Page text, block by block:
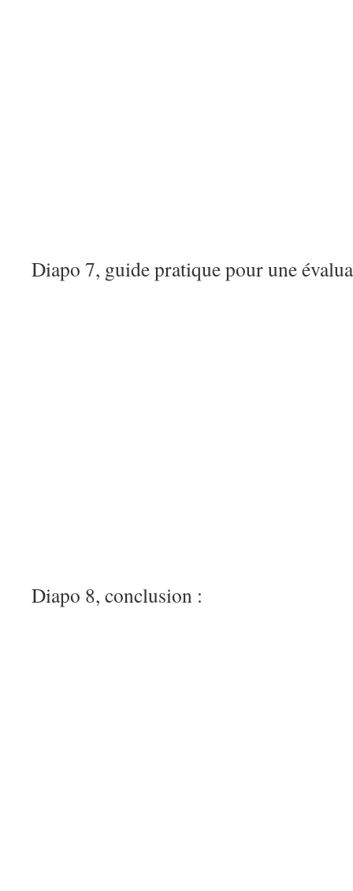
Diapo 7, guide pratique pour une
Diapo 8, conclusion :